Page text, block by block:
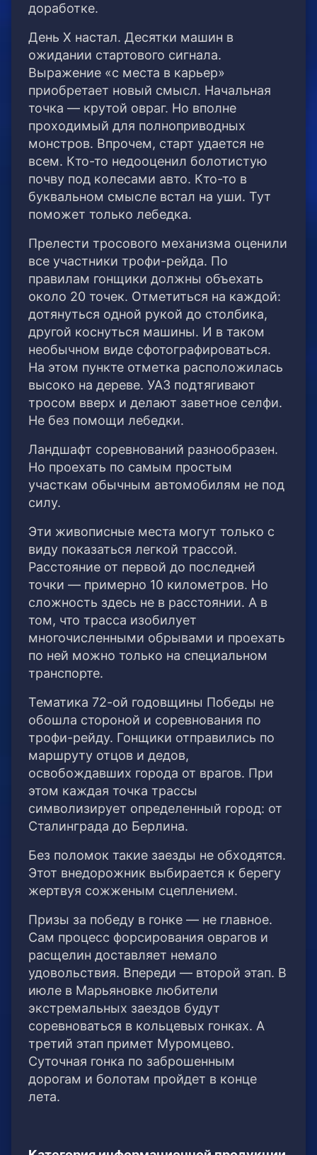
доработке.
День Х настал. Десятки машин в
ожидании стартового сигнала.
Выражение «с места в карьер»
приобретает новый смысл. Начальная
точка — крутой овраг. Но вполне
проходимый для полноприводных
монстров. Впрочем, старт удается не
всем. Кто-то недооценил болотистую
почву под колесами авто. Кто-то в
буквальном смысле встал на уши. Тут
поможет только лебедка.
Прелести тросового механизма оценили
все участники трофи-рейда. По
правилам гонщики должны объехать
около 20 точек. Отметиться на каждой:
дотянуться одной рукой до столбика,
другой коснуться машины. И в таком
необычном виде сфотографироваться.
На этом пункте отметка расположилась
высоко на дереве. УАЗ подтягивают
тросом вверх и делают заветное селфи.
Не без помощи лебедки.
Ландшафт соревнований разнообразен.
Но проехать по самым простым
участкам обычным автомобилям не под
силу.
Эти живописные места могут только с
виду показаться легкой трассой.
Расстояние от первой до последней
точки — примерно 10 километров. Но
сложность здесь не в расстоянии. А в
том, что трасса изобилует
многочисленными обрывами и проехать
по ней можно только на специальном
транспорте.
Тематика 72-ой годовщины Победы не
обошла стороной и соревнования по
трофи-рейду. Гонщики отправились по
маршруту отцов и дедов,
освобождавших города от врагов. При
этом каждая точка трассы
символизирует определенный город: от
Сталинграда до Берлина.
Без поломок такие заезды не обходятся.
Этот внедорожник выбирается к берегу
жертвуя сожженым сцеплением.
Призы за победу в гонке — не главное.
Сам процесс форсирования оврагов и
расщелин доставляет немало
удовольствия. Впереди — второй этап. В
июле в Марьяновке любители
экстремальных заездов будут
соревноваться в кольцевых гонках. А
третий этап примет Муромцево.
Суточная гонка по заброшенным
дорогам и болотам пройдет в конце
лета.